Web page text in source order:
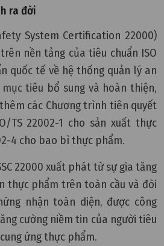
ra đời
System Certification 22000)
nền tảng của tiêu chuẩn ISO
quốc tế về hệ thống quản lý an
tiêu bổ sung và hoàn thiện,
các Chương trình tiên quyết
TS 22002-1 cho sản xuất thực
4 cho bao bì thực phẩm.
22000 xuất phát từ sự gia tăng
thực phẩm trên toàn cầu và đòi
nhận toàn diện, được công
cường niềm tin của người tiêu
ứng thực phẩm.